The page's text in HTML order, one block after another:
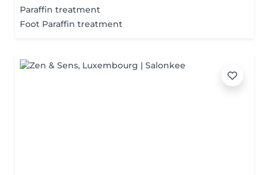
Paraffin treatment
Foot Paraffin treatment